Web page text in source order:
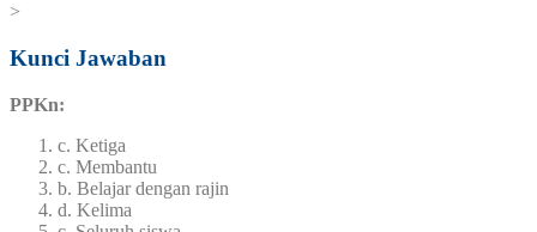
>
Kunci Jawaban
PPKn:
c. Ketiga
c. Membantu
b. Belajar dengan rajin
d. Kelima